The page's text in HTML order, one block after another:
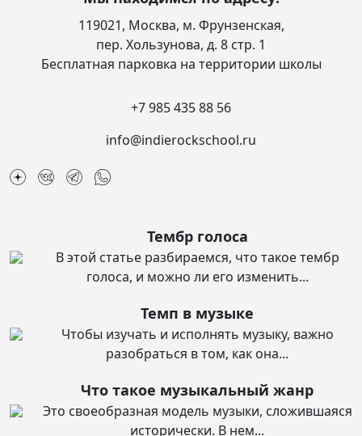
119021, Москва, м. Фрунзенская,
пер. Хользунова, д. 8 стр. 1
Бесплатная парковка на территории школы
+7 985 435 88 56
info@indierockschool.ru
Тембр голоса
В этой статье разбираемся, что такое тембр
голоса, и можно ли его изменить...
Темп в музыке
Чтобы изучать и исполнять музыку, важно
разобраться в том, как она...
Что такое музыкальный жанр
Это своеобразная модель музыки, сложившаяся
исторически. В нем...